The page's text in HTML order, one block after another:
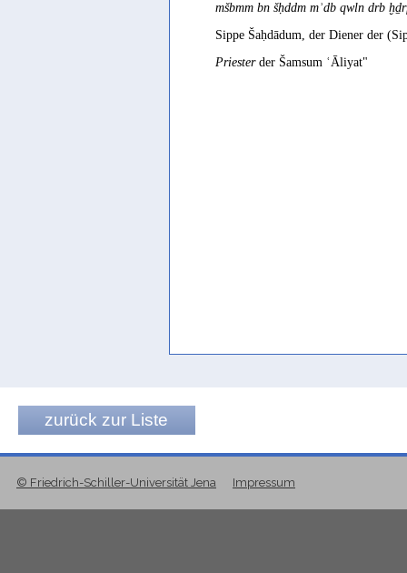
mšbmm bn šḥddm mʾdb qwln drb
Sippe Šaḥdādum, der Diener der
Priesterder Šamsum ʿĀliyat"
zurück zur Liste
© Friedrich-Schiller-Universität Jena Impressum